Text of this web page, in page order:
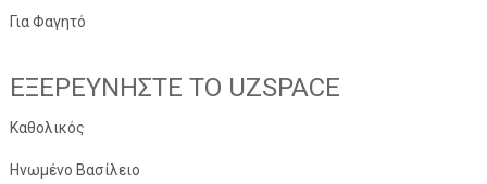
Για Φαγητό
ΕΞΕΡΕΥΝΉΣΤΕ ΤΟ UZSPACE
Καθολικός
Ηνωμένο Βασίλειο